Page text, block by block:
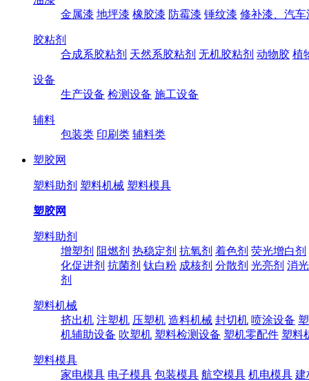
金属漆 地坪漆 橡胶漆 防霉漆 锤纹漆 修补漆、汽车
胶粘剂
合成系胶粘剂 天然系胶粘剂 无机胶粘剂 动物胶 植
设备
生产设备 检测设备 施工设备
辅料
包装类 印刷类 辅料类
塑胶网
塑料助剂 塑料机械 塑料模具
塑胶网
塑料助剂
增塑剂 阻燃剂 热稳定剂 抗氧剂 着色剂 荧光增白剂
化促进剂 抗菌剂 钛白粉 成核剂 分散剂 光亮剂 消
剂
塑料机械
挤出机 注塑机 压塑机 造料机械 封切机 喷涂设备
机辅助设备 吹塑机 塑料检测设备 塑机零配件 塑料
塑料模具
家电模具 电子模具 包装模具 航空模具 机电模具 建